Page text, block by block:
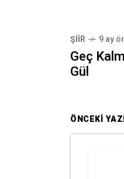
ŞIIR 9 ay
Geç
Gül
ÖNCEKI